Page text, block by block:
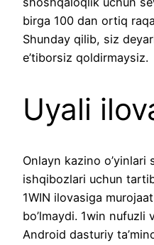
birga 100 dan ortiq
Shunday qilib, siz
e’tiborsiz qoldirmaysiz.
Uyali
Onlayn kazino
ishqibozlari uchun
1WIN ilovasiga
bo’lmaydi. 1win
Android dasturiy